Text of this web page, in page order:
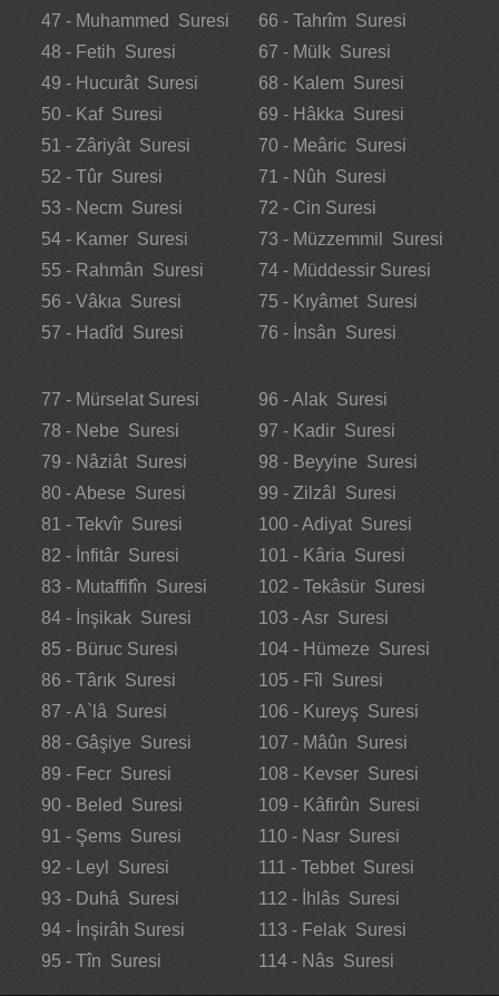
47 - Muhammed Suresi
48 - Fetih Suresi
49 - Hucurât Suresi
50 - Kaf Suresi
51 - Zâriyât Suresi
52 - Tûr Suresi
53 - Necm Suresi
54 - Kamer Suresi
55 - Rahmân Suresi
56 - Vâkıa Suresi
57 - Hadîd Suresi
66 - Tahrîm Suresi
67 - Mülk Suresi
68 - Kalem Suresi
69 - Hâkka Suresi
70 - Meâric Suresi
71 - Nûh Suresi
72 - Cin Suresi
73 - Müzzemmil Suresi
74 - Müddessir Suresi
75 - Kıyâmet Suresi
76 - İnsân Suresi
77 - Mürselat Suresi
78 - Nebe Suresi
79 - Nâziât Suresi
80 - Abese Suresi
81 - Tekvîr Suresi
82 - İnfitâr Suresi
83 - Mutaffifîn Suresi
84 - İnşikak Suresi
85 - Büruc Suresi
86 - Târık Suresi
87 - A`lâ Suresi
88 - Gâşiye Suresi
89 - Fecr Suresi
90 - Beled Suresi
91 - Şems Suresi
92 - Leyl Suresi
93 - Duhâ Suresi
94 - İnşirâh Suresi
95 - Tîn Suresi
96 - Alak Suresi
97 - Kadir Suresi
98 - Beyyine Suresi
99 - Zilzâl Suresi
100 - Adiyat Suresi
101 - Kâria Suresi
102 - Tekâsür Suresi
103 - Asr Suresi
104 - Hümeze Suresi
105 - Fîl Suresi
106 - Kureyş Suresi
107 - Mâûn Suresi
108 - Kevser Suresi
109 - Kâfirûn Suresi
110 - Nasr Suresi
111 - Tebbet Suresi
112 - İhlâs Suresi
113 - Felak Suresi
114 - Nâs Suresi